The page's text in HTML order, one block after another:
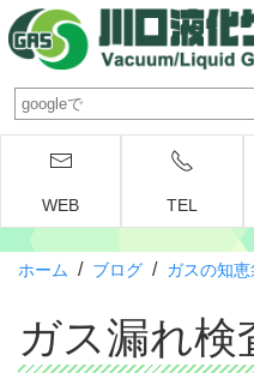
WEB TEL
ホーム / ブログ / ガスの知
ガス漏れ検